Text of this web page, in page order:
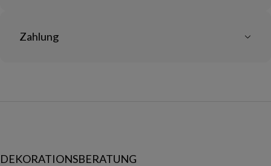
Zahlung
DEKORATIONSBERATUNG